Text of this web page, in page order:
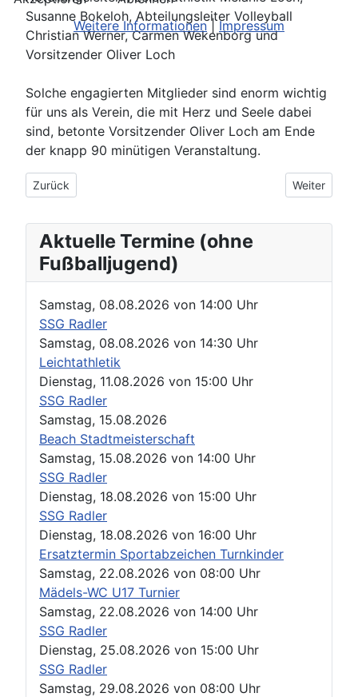
Susanne Bokeloh, Abteilungsleiter Volleyball
Christian Werner, Carmen Wekenborg und
Vorsitzender Oliver Loch
Solche engagierten Mitglieder sind enorm wichtig
für uns als Verein, die mit Herz und Seele dabei
sind, betonte Vorsitzender Oliver Loch am Ende
der knapp 90 minütigen Veranstaltung.
Vorheriger Beitrag: Joachim Uhl in Club der Legenden
Zurück Nächster
Weiter
Aktuelle Termine (ohne
Fußballjugend)
Samstag, 08.08.2026 von 14:00 Uhr
SSG Radler
Samstag, 08.08.2026 von 14:30 Uhr
Leichtathletik
Dienstag, 11.08.2026 von 15:00 Uhr
SSG Radler
Samstag, 15.08.2026
Beach Stadtmeisterschaft
Samstag, 15.08.2026 von 14:00 Uhr
SSG Radler
Dienstag, 18.08.2026 von 15:00 Uhr
SSG Radler
Dienstag, 18.08.2026 von 16:00 Uhr
Ersatztermin Sportabzeichen Turnkinder
Samstag, 22.08.2026 von 08:00 Uhr
Mädels-WC U17 Turnier
Samstag, 22.08.2026 von 14:00 Uhr
SSG Radler
Dienstag, 25.08.2026 von 15:00 Uhr
SSG Radler
Samstag, 29.08.2026 von 08:00 Uhr
Weitere Informationen|Impressum